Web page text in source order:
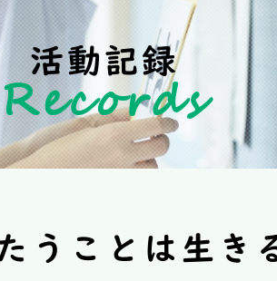
活動記録
Records
ことは生き